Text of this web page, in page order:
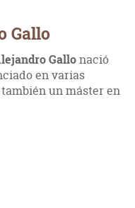
Gallo
Gallonació
en varias
un máster en